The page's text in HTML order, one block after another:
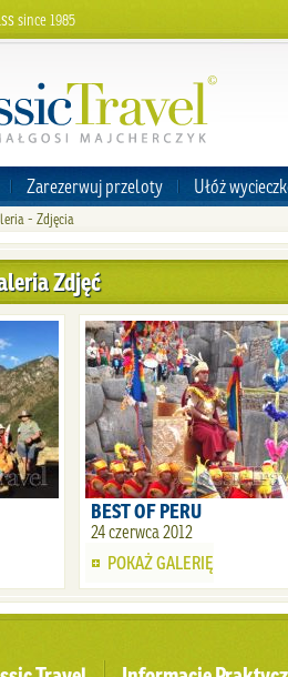
since 1985
Zarezerwuj przeloty Ułóż
- Zdjęcia
Zdjęć
BEST OF PERU
24 czerwca 2012
POKAŻ GALERIĘ